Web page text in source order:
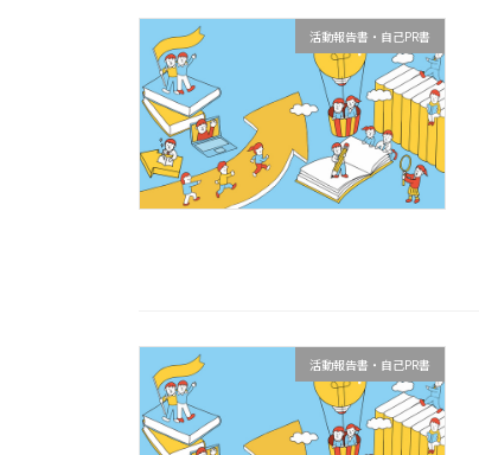
活動報告書・自己PR書
活動報告書・自己PR書